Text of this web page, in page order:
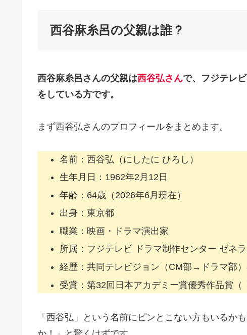
西谷麻糸呂の父親は誰？
西谷麻糸呂さんの父親は西谷弘さんで、 フジテレ
をしている方です。
まず西谷弘さんのプロフィールをまとめます。
名前：西谷弘（にしたに ひろし）
生年月日：1962年2月12日
年齢：64歳（2026年6月現在）
出身：東京都
職業：映画・ドラマ演出家
所属：フジテレビ ドラマ制作センター ゼネ
経歴：共同テレビジョン（CM部→ドラマ部
受賞：第32回日本アカデミー賞優秀作品賞（
「西谷弘」という名前にピンとこない方もいるか